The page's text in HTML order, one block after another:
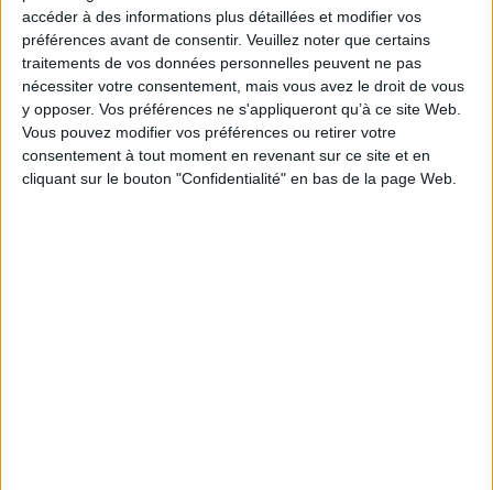
accéder à des informations plus détaillées et modifier vos
préférences avant de consentir. Veuillez noter que certains
traitements de vos données personnelles peuvent ne pas
nécessiter votre consentement, mais vous avez le droit de vous
y opposer. Vos préférences ne s'appliqueront qu’à ce site Web.
Vous pouvez modifier vos préférences ou retirer votre
consentement à tout moment en revenant sur ce site et en
cliquant sur le bouton "Confidentialité" en bas de la page Web.
Professions libérales : juridique
Professions libérales : médical et paramédical
Professions libérales : technique
Social